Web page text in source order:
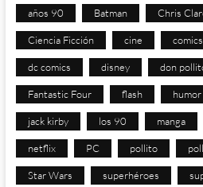
años 90 Batman Chris
Ciencia Ficción cine comics
dc comics disney don
Fantastic Four flash humor
jack kirby los 90 manga
netflix PC pollito
Star Wars superhéroes